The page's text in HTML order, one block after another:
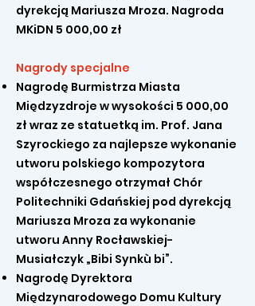
dyrekcją Mariusza Mroza. Nagroda
MKiDN 5 000,00 zł
Nagrody specjalne
Nagrodę Burmistrza Miasta
Międzyzdroje w wysokości 5 000,00
zł wraz ze statuetką im. Prof. Jana
Szyrockiego za najlepsze wykonanie
utworu polskiego kompozytora
współczesnego otrzymał Chór
Politechniki Gdańskiej pod dyrekcją
Mariusza Mroza za wykonanie
utworu Anny Rocławskiej-
Musiałczyk „Bibi Synkù bi”.
Nagrodę Dyrektora
Międzynarodowego Domu Kultury